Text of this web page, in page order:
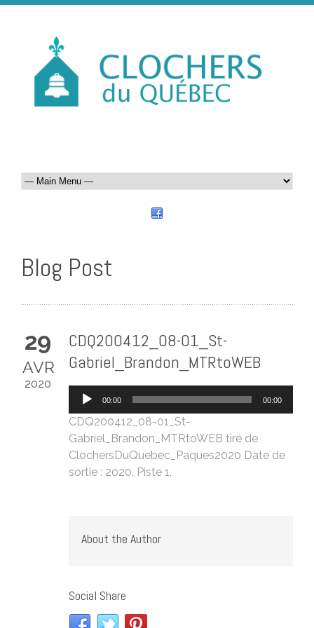
Blog Post
29
AVR
2020
CDQ200412_08-01_St-
Gabriel_Brandon_MTRtoWEB
Lecteur
00:00 00:00
CDQ200412_08-01_St-
Gabriel_Brandon_MTRtoWEB tiré de
ClochersDuQuebec_Paques2020 Date de
sortie : 2020. Piste 1.
About the Author
Social Share